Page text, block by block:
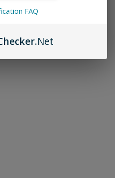
FAQ
.Net